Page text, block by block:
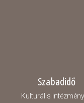
Szabadidő
Kulturális